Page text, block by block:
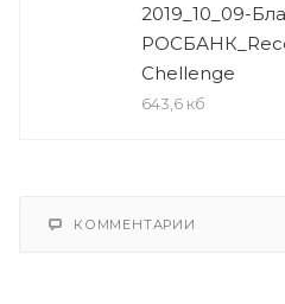
2019_10_09-
Chellenge
643,6 кб
КОММЕНТАРИИ